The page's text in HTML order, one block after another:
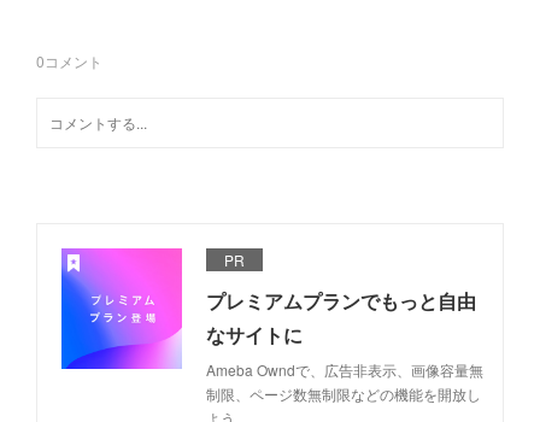
0コメント
PR
プレミアムプランでもっと自由
なサイトに
Ameba Owndで、広告非表示、画像容量無
制限、ページ数無制限などの機能を開放し
よう。